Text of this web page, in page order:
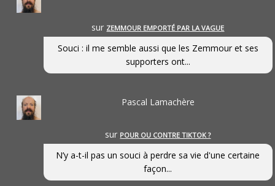
sur ZEMMOUR EMPORTÉ PAR LA VAGUE
Souci : il me semble aussi que les Zemmour et ses
supporters ont...
Pascal Lamachère
sur POUR OU CONTRE TIKTOK ?
N’y a-t-il pas un souci à perdre sa vie d'une certaine
façon...